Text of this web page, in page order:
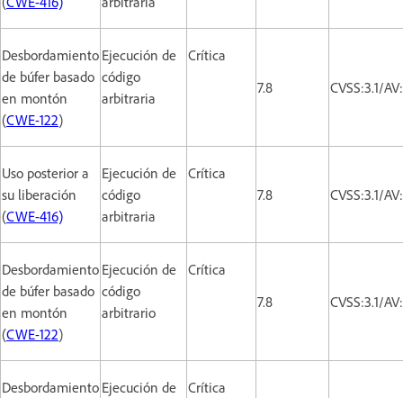
Desbordamiento
de búfer basado
en montón
(CWE-122)
Ejecución de
código
arbitraria
Crítica
7.8
CVSS:3.1/
Uso posterior a
su liberación
(CWE-416)
Ejecución de
código
arbitraria
Crítica
7.8
CVSS:3.1/
Desbordamiento
de búfer basado
en montón
(CWE-122)
Ejecución de
código
arbitrario
Crítica
7.8
CVSS:3.1/
Desbordamiento Ejecución de
Crítica